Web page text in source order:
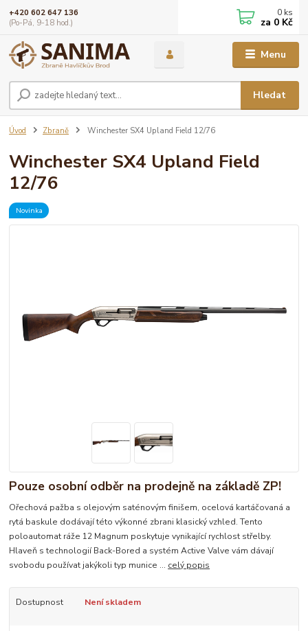
Menu
Hledat
+420 602 647 136
(Po-Pá, 9-18 hod.)
0 ks
za 0 Kč
Úvod Zbraně Winchester SX4 Upland Field 12/76
Winchester SX4 Upland Field
12/76
Novinka
Pouze osobní odběr na prodejně na základě ZP!
Ořechová pažba s olejovým saténovým finišem, ocelová kartáčovaná a
rytá baskule dodávají této výkonné zbrani klasický vzhled. Tento
poloautomat ráže 12 Magnum poskytuje vynikající rychlost střelby.
Hlaveň s technologií Back-Bored a systém Active Valve vám dávají
svobodu používat jakýkoli typ munice ... celý popis
Dostupnost Není skladem